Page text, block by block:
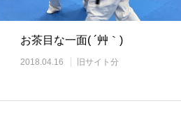
お茶目な一面( ´艸｀)
2018.04.16 旧サイト分